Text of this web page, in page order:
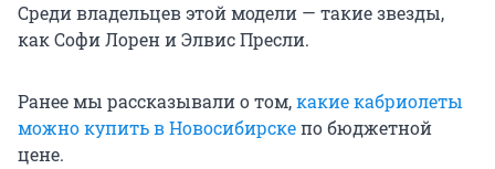
Среди владельцев этой модели — такие звезды,
как Софи Лорен и Элвис Пресли.
Ранее мы рассказывали о том,какие кабриолеты
можно купить в Новосибирскепо бюджетной
цене.